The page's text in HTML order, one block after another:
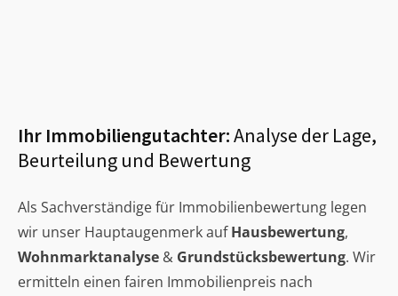
Ihr Immobiliengutachter:Analyse der Lage,
Beurteilung und Bewertung
Als Sachverständige für Immobilienbewertung legen
wir unser Hauptaugenmerk aufHausbewertung,
Wohnmarktanalyse & Grundstücksbewertung. Wir
ermitteln einen fairen Immobilienpreis nach